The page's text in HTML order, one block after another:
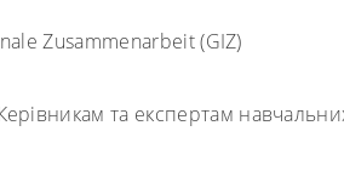
Zusammenarbeit (GIZ)
та експертам